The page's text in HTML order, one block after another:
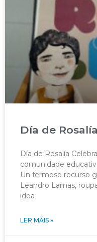
Día de Rosalía
Día de Rosalía
comunidade
Un fermoso recurso
Leandro Lamas,
idea
LER MÁIS »